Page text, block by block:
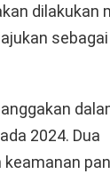
dilakukan
sebagai
2024. Dua